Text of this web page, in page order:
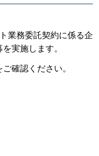
業務委託契約に係る企
実施します。
確認ください。